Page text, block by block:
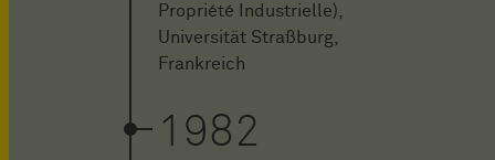
Propriété Industrielle),
Universität Straßburg,
Frankreich
1982